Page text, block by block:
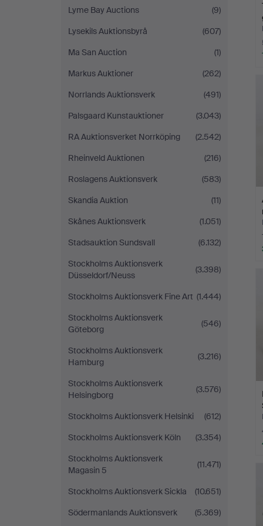
Lyme Bay Auctions
(9)
Lysekils Auktionsbyrå
(607)
Ma San Auction
(1)
Markus Auktioner
(262)
Norrlands Auktionsverk
(491)
Palsgaard Kunstauktioner
(3.043)
RA Auktionsverket Norrköping
(2.542)
Rheinveld Auktionen
(216)
Roslagens Auktionsverk
(583)
Skandia Auktion
(11)
Skånes Auktionsverk
(1.051)
Stadsauktion Sundsvall
(6.132)
Stockholms Auktionsverk
Düsseldorf/Neuss
(3.398)
Stockholms Auktionsverk Fine Art (1.444)
Stockholms Auktionsverk
Göteborg
(546)
Stockholms Auktionsverk
Hamburg
(3.216)
Stockholms Auktionsverk
Helsingborg
(3.576)
Stockholms Auktionsverk Helsinki
(612)
Stockholms Auktionsverk Köln
(3.354)
Stockholms Auktionsverk
Magasin 5
(11.471)
Stockholms Auktionsverk Sickla
(10.651)
Södermanlands Auktionsverk
(5.369)